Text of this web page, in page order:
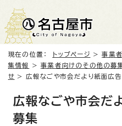
現在の位置： トップページ >事業
集情報
>事業者向けのその他の募
せ > 広報なごや市会だより紙面広
広報なごや市会だ
募集